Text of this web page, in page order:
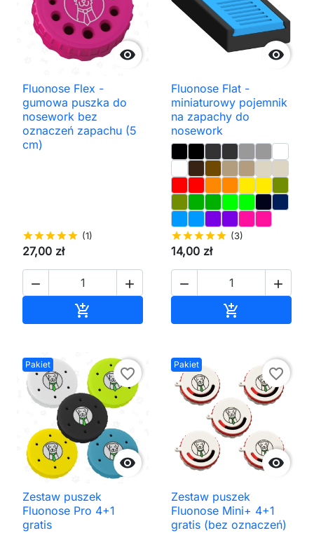

Fluonose Flex -
gumowa puszka do
nosework bez
oznaczeń zapachu (5
cm)
starstarstarstarstar (1)
27,00 zł
 


Fluonose Flat -
miniaturowy pojemnik
na zapachy do
nosework
starstarstarstarstar (3)
14,00 zł
 

Pakiet

favorite_border
Zestaw puszek
Fluonose Pro 4+1
gratis
Pakiet

favorite_border
Zestaw puszek
Fluonose Mini+ 4+1
gratis (bez oznaczeń)